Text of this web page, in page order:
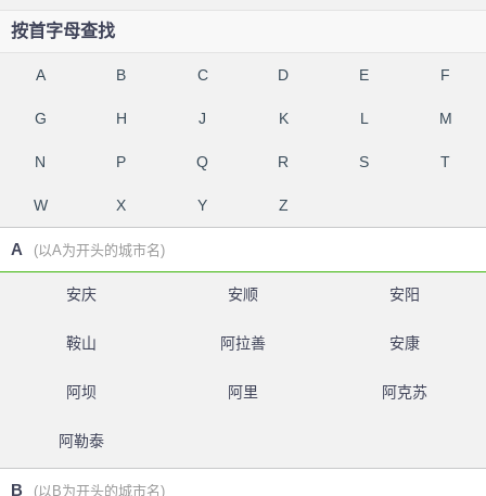
按首字母查找
A B C D E F
G H J K L M
N P Q R S T
W X Y Z
A (以A为开头的城市名)
安庆 安顺 安阳
鞍山 阿拉善 安康
阿坝 阿里 阿克苏
阿勒泰
B (以B为开头的城市名)